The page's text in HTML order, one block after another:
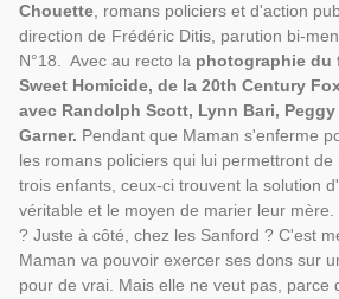
Chouette, romans policiers et d'action
direction de Frédéric Ditis, parution bi-
N°18. Avec au recto la photographie du
Sweet Homicide, de la 20th Century
avec Randolph Scott, Lynn Bari, Peggy
Garner. Pendant que Maman s'enferme
les romans policiers qui lui permettront de
trois enfants, ceux-ci trouvent la solution
véritable et le moyen de marier leur mère.
? Juste à côté, chez les Sanford ? C'est
Maman va pouvoir exercer ses dons sur
pour de vrai. Mais elle ne veut pas, parce